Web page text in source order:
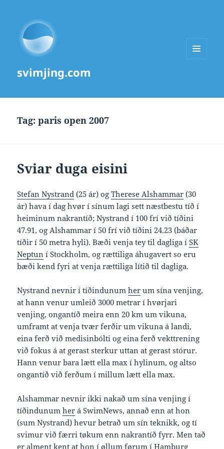
svimjing.com
Tag:paris open 2007
Sviar duga eisini
Stefan Nystrand (25 ár) ogTherese Alshammar (30
ár) hava í dag hvør í sínum lagi sett næstbestu tíð í
heiminum nakrantíð; Nystrand í 100 frí við tíðini
47.91, og Alshammar í 50 frí við tíðini 24.23 (báðar
tíðir í 50 metra hyli). Bæði venja tey til dagliga íSK
Neptun í Stockholm, og rættiliga áhugavert so eru
bæði kend fyri at venja rættiliga lítið til dagliga.
Nystrand nevnir í tíðindunumher um sína venjing,
at hann venur umleið 3000 metrar í hvørjari
venjing, ongantíð meira enn 20 km um vikuna,
umframt at venja tvær ferðir um vikuna á landi,
eina ferð við medisinbólti og eina ferð vekttrening
við fokus á at gerast sterkur uttan at gerast stórur.
Hann venur bara lætt ella max í hylinum, og altso
ongantíð við ferðum í millum lætt ella max.
Alshammar nevnir ikki nakað um sína venjing í
tíðindunumher á SwimNews, annað enn at hon
(sum Nystrand) hevur betrað um sín teknikk, og tí
svimur við færri tøkum enn nakrantíð fyrr. Men tað
er alment kent at hon í øllum førum í Hamburg